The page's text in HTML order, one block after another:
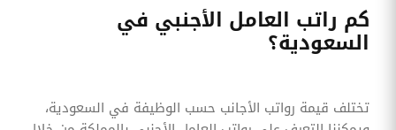
كم راتب العامل الأجنبي في
السعودية؟
تختلف قيمة رواتب الأجانب حسب الوظيفة في السعودية،